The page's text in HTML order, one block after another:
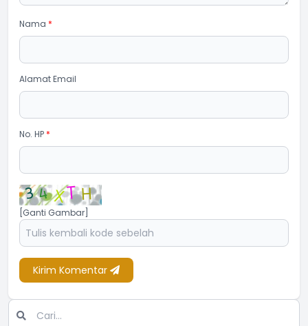
Nama *
Alamat Email
No. HP *
[Ganti Gambar]
Kirim Komentar